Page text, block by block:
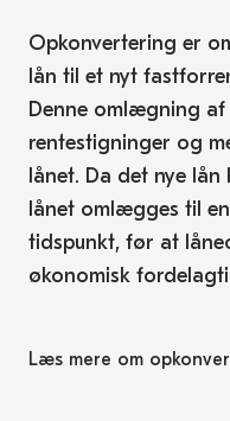
Opkonvertering er
lån til et nyt
Denne omlægning af
rentestigninger og
lånet. Da det nye lån
lånet omlægges til
tidspunkt, før at
økonomisk
Læs mere om